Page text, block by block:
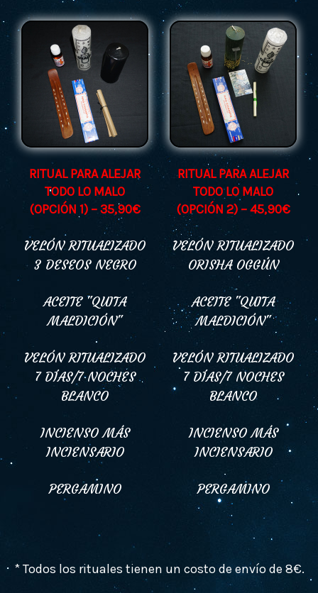
RITUAL PARA ALEJAR
TODO LO MALO
(OPCIÓN 1) – 35,90€
VELÓN RITUALIZADO
3 DESEOS NEGRO
ACEITE "QUITA
MALDICIÓN"
VELÓN RITUALIZADO
7 DÍAS/7 NOCHES
BLANCO
INCIENSO MÁS
INCIENSARIO
PERGAMINO
RITUAL PARA ALEJAR
TODO LO MALO
(OPCIÓN 2) – 45,90€
VELÓN RITUALIZADO
ORISHA OGGÚN
ACEITE "QUITA
MALDICIÓN"
VELÓN RITUALIZADO
7 DÍAS/7 NOCHES
BLANCO
INCIENSO MÁS
INCIENSARIO
PERGAMINO
* Todos los rituales tienen un costo de envío de 8€.